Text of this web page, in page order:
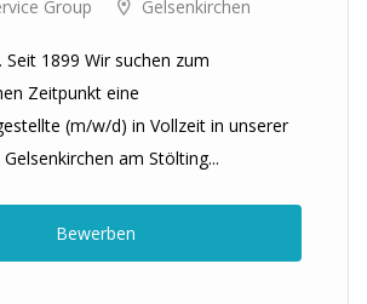
Group Gelsenkirchen
Seit 1899 Wir suchen zum
Zeitpunkt eine
(m/w/d) in Vollzeit in unserer
am Stölting...
Bewerben